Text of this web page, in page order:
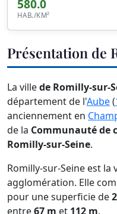
580.0
HAB./KM²
Présentation de
La villede Romilly-sur-
département de l'Aube(
anciennement en
de la Communauté de
Romilly-sur-Seine.
Romilly-sur-Seine est la
agglomération. Elle
pour une superficie de
entre67 m et 112 m.